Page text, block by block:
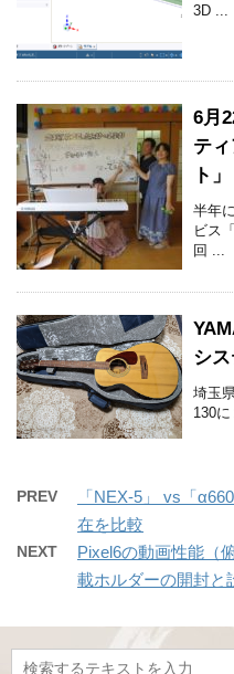
3D ...
6月
テ
ト」
半年
ビス
回 ...
シ
埼玉
130
PREV
「NEX-5」 vs「
在を比較
NEXT
Pixel6の動画性能（
載ホルダーの開封と